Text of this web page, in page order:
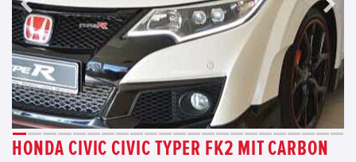
HONDA CIVIC CIVIC TYPER FK2 MIT CARBON